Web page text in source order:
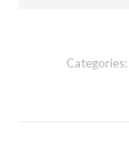
Categories: